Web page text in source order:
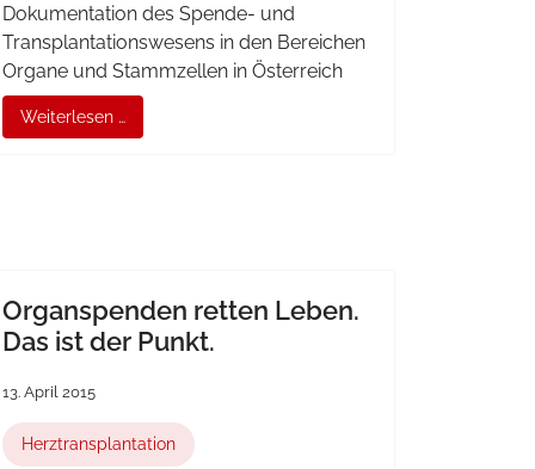
Dokumentation des Spende- und
Transplantationswesens in den Bereichen
Organe und Stammzellen in Österreich
Weiterlesen …
Organspenden retten Leben.
Das ist der Punkt.
13. April 2015
Herztransplantation